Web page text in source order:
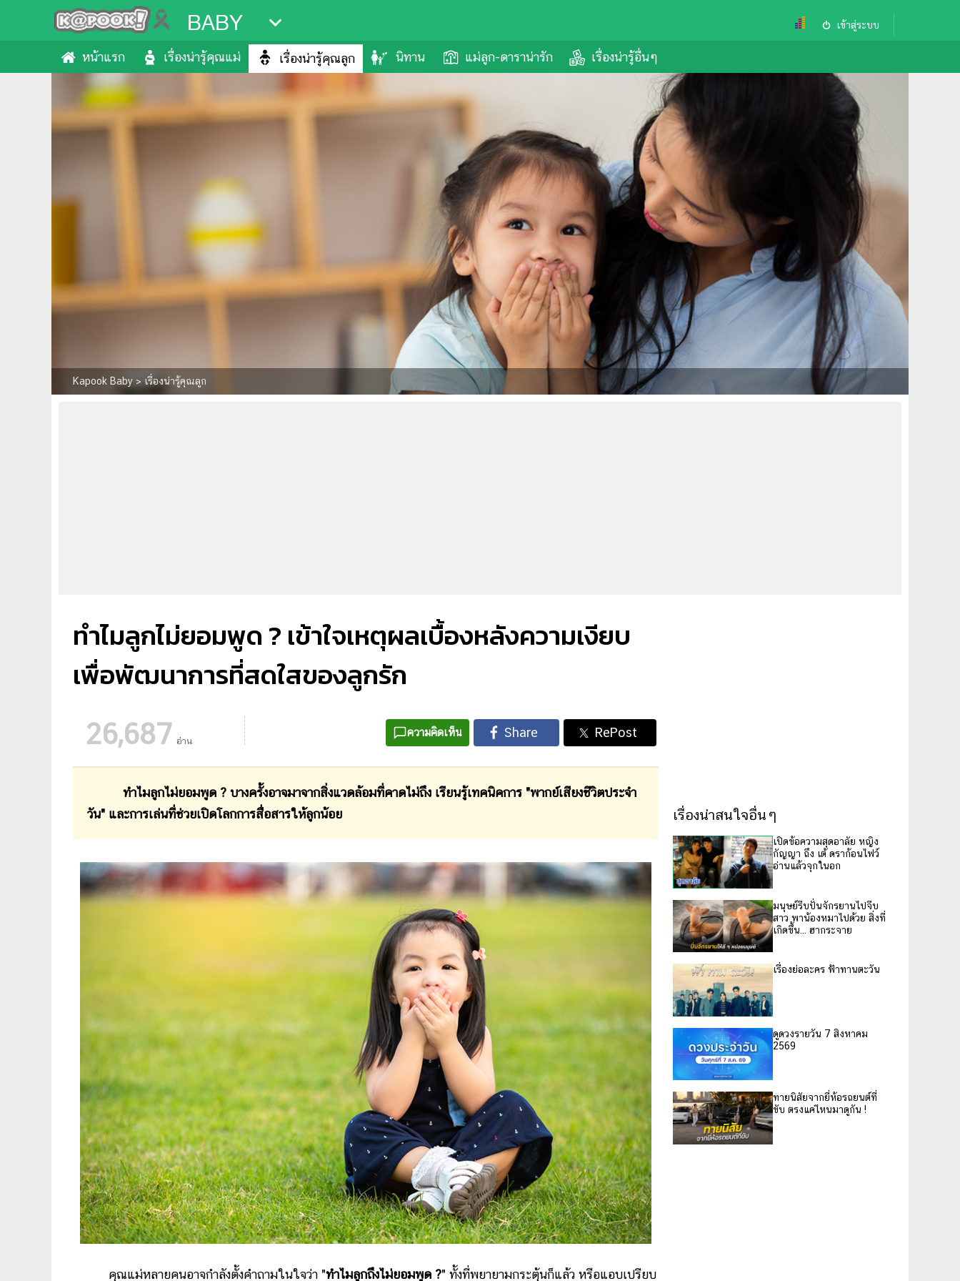
BABY เข้าสู่ระบบ
หน้าแรก เรื่องน่ารู้คุณแม่ เรื่องน่ารู้คุณลูก นิทาน แม่ลูก-ดาราน่ารัก เรื่องน่ารู้อื่นๆ
Kapook Baby > เรื่องน่ารู้คุณลูก
ทำไมลูกไม่ยอมพูด ? เข้าใจเหตุผลเบื้องหลังความเงียบ
เพื่อพัฒนาการที่สดใสของลูกรัก
26,687 อ่าน
ความคิดเห็น
ทำไมลูกไม่ยอมพูด ? บางครั้งอาจมาจากสิ่งแวดล้อมที่คาดไม่ถึง เรียนรู้เทคนิคการ "พากย์เสียงชีวิตประจำ
วัน" และการเล่นที่ช่วยเปิดโลกการสื่อสารให้ลูกน้อย
คุณแม่หลายคนอาจกำลังตั้งคำถามในใจว่า "ทำไมลูกถึงไม่ยอมพูด ?" ทั้งที่พยายามกระตุ้นก็แล้ว หรือแอบเปรียบ
เรื่องน่าสนใจอื่นๆ
เปิดข้อความสุดอาลัย หญิง
กัญญา ถึง เต้ ดราก้อนไฟว์
อ่านแล้วจุกในอก
มนุษย์รีบปั่นจักรยานไปจีบ
สาว พาน้องหมาไปด้วย สิ่งที่
เกิดขึ้น... ฮากระจาย
เรื่องย่อละคร ฟ้าทานตะวัน
ดูดวงรายวัน 7 สิงหาคม
2569
ทายนิสัยจากยี่ห้อรถยนต์ที่
ขับ ตรงแค่ไหนมาดูกัน !